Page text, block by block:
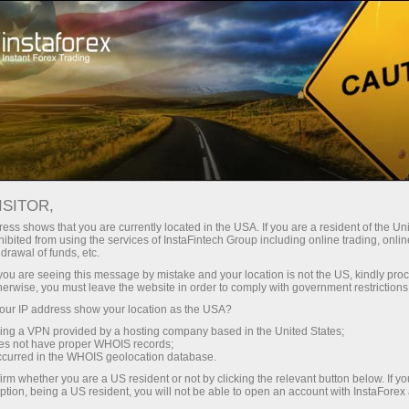
Treyderlar uchun Savdo shartlari
Savdo vositalari
#OXY
OXY
56.07 (%) 06 Aug 2026 19:59
Купить
56.07
56.04
shows that you are currently located in the USA. If you are a resident of the
from using the services of InstaFintech Group including online trading,
of funds, etc.
are seeing this message by mistake and your location is not the US, kindly
you must leave the website in order to comply with government
IP address show your location as the USA?
a VPN provided by a hosting company based in the United States;
not have proper WHOIS records;
in the WHOIS geolocation database.
whether you are a US resident or not by clicking the relevant button below. If
being a US resident, you will not be able to open an account with InstaForex